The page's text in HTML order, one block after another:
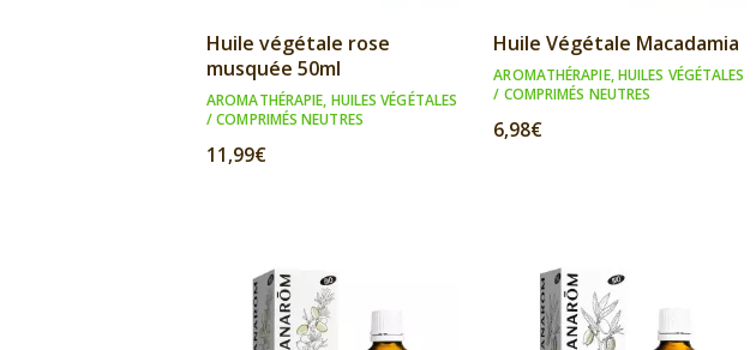
Huile végétale rose
musquée 50ml
AROMATHÉRAPIE, HUILES VÉGÉTALES
/ COMPRIMÉS NEUTRES
11,99€
Huile Végétale Macadamia
AROMATHÉRAPIE,HUILES VÉGÉTALES
/ COMPRIMÉS NEUTRES
6,98€